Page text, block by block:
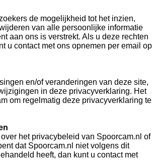
de mogelijkheid tot het inzien,
van alle persoonlijke informatie
aan ons is verstrekt. Als u deze rechten
u contact met ons opnemen per email op
en/of veranderingen van deze site,
in deze privacyverklaring. Het
om regelmatig deze privacyverklaring te
het privacybeleid van Spoorcam.nl of
dat Spoorcam.nl niet volgens dit
heeft, dan kunt u contact met